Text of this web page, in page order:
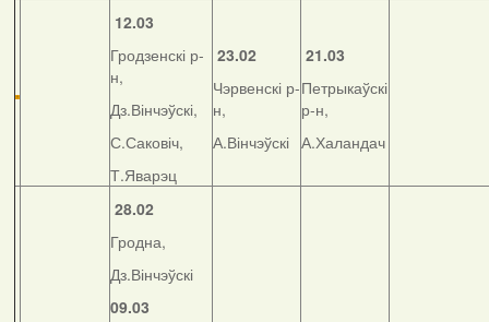
12.03
Гродзенскі р-
н,
Дз.Вінчэўскі,
С.Саковіч,
Т.Яварэц
23.02
Чэрвенскі р-
н,
А.Вінчэўскі
21.03
Петрыкаўскі
р-н,
А.Халандач
28.02
Гродна,
Дз.Вінчэўскі
09.03